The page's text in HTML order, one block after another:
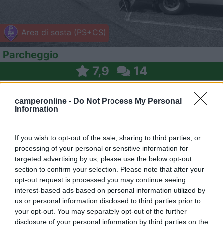
camperonline - Do Not Process My Personal
Information
If you wish to opt-out of the sale, sharing to third parties, or
processing of your personal or sensitive information for
targeted advertising by us, please use the below opt-out
section to confirm your selection. Please note that after your
opt-out request is processed you may continue seeing
interest-based ads based on personal information utilized by
us or personal information disclosed to third parties prior to
your opt-out. You may separately opt-out of the further
disclosure of your personal information by third parties on the
Area di sosta (PS+CS)
Parcheggio
7,9 14
Mercato Saraceno (FC) - 11.3km
Viale Giacomo Matteotti